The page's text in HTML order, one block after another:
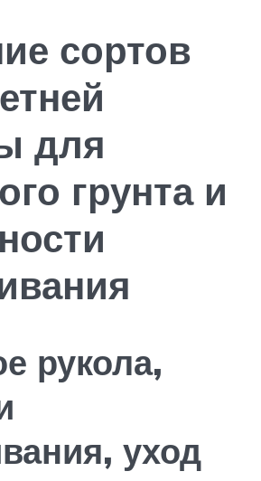
сортов
для
грунта и
рукола,
уход